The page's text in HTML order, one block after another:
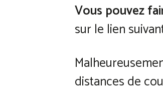
Vous pouvez
sur le lien
distances de